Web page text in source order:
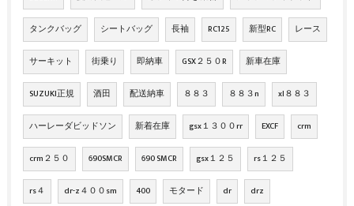
タンクバッグ シートバッグ 長袖 RC125 新型RC レース
サーキット 街乗り 即納車 GSX２５０R 新車在庫
SUZUKI正規 酒田 配送納車 ８８３ ８８３n xl８８３
ハーレーダビッドソン 新着在庫 gsx１３００rr EXCF crm
crm２５０ 690SMCR 690 SMCR gsx１２５ rs１２５
rs４ dr-z４００sm 400 モタード dr drz